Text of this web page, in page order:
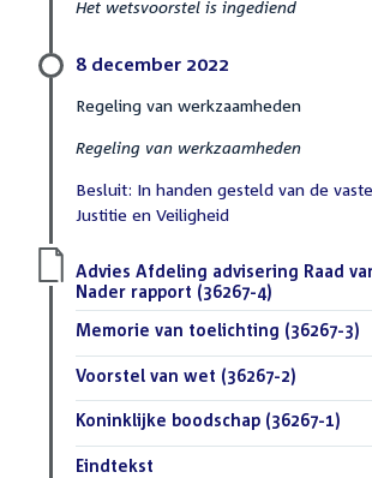
Het wetsvoorstel is ingediend
8 december 2022
Regeling van werkzaamheden
Regeling van werkzaamheden
Besluit: In handen gesteld van de
Justitie en Veiligheid
Download
bestand:
Advies Afdeling advisering Raad
Nader rapport (36267-4)
Download
Memorie van toelichting (36267-3)
Download
bestand:
Voorstel van wet (36267-2)
Download
bestand:
Koninklijke boodschap (36267-1)
Download
Eindtekst